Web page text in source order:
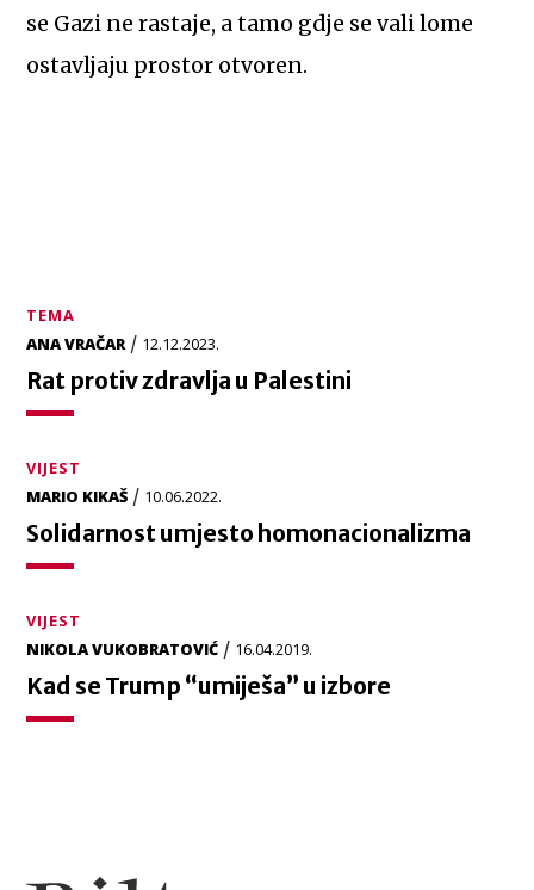
se Gazi ne rastaje, a tamo gdje se vali lome
ostavljaju prostor otvoren.
TEMA
ANA VRAČAR / 12.12.2023.
Rat protiv zdravlja u Palestini
VIJEST
MARIO KIKAŠ / 10.06.2022.
Solidarnost umjesto homonacionalizma
VIJEST
NIKOLA VUKOBRATOVIĆ / 16.04.2019.
Kad se Trump “umiješa” u izbore